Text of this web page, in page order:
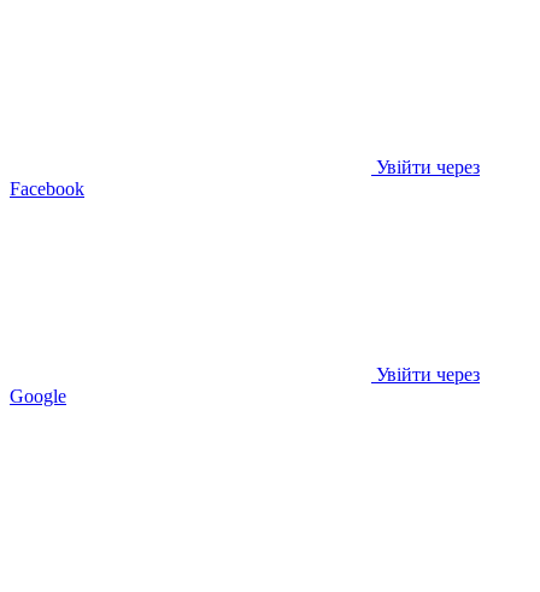
Увійти через
Facebook
Увійти через
Google